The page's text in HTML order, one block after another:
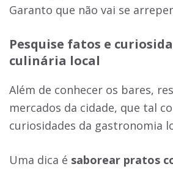
Garanto que não vai se
Pesquise fatos e
culinária local
Além de conhecer os bares,
mercados da cidade, que tal
curiosidades da gastronomia
Uma dica é saborear pratos